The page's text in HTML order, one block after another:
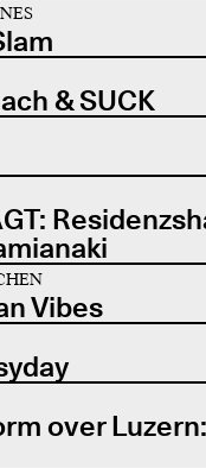
& SUCK
Vibes
over